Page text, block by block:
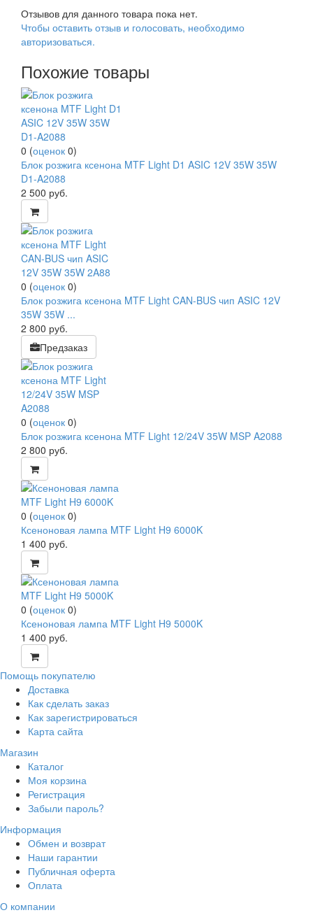
Отзывов для данного товара пока нет.
Чтобы оcтавить отзыв и голосовать, необходимо
авторизоваться.
Похожие товары
0 (оценок 0)
Блок розжига ксенона MTF Light D1 ASIC 12V 35W 35W
D1-A2088
2 500 руб.
0 (оценок 0)
Блок розжига ксенона MTF Light CAN-BUS чип ASIC 12V
35W 35W ...
2 800 руб.
Предзаказ
0 (оценок 0)
Блок розжига ксенона MTF Light 12/24V 35W MSP A2088
2 800 руб.
0 (оценок 0)
Ксеноновая лампа MTF Light H9 6000K
1 400 руб.
0 (оценок 0)
Ксеноновая лампа MTF Light H9 5000K
1 400 руб.
Помощь покупателю
Доставка
Как сделать заказ
Как зарегистрироваться
Карта сайта
Магазин
Каталог
Моя корзина
Регистрация
Забыли пароль?
Информация
Обмен и возврат
Наши гарантии
Публичная оферта
Оплата
О компании